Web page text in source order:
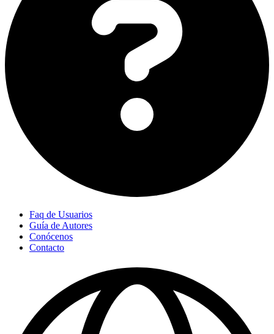
Faq de Usuarios
Guía de Autores
Conócenos
Contacto